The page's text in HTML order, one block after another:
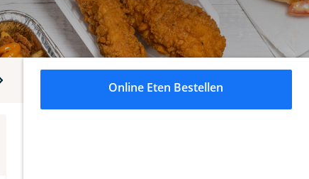
Boxen Combo Menu's
Online Eten Bestellen